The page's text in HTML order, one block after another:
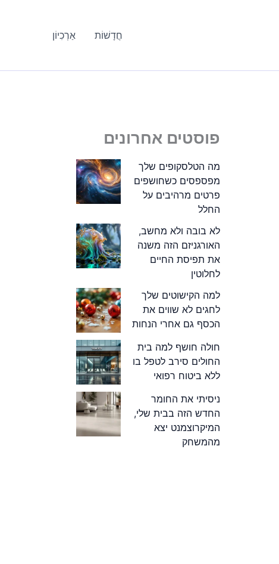
חֲדָשׁוֹת
אַרְכִיוֹן
פוסטים אחרונים
מה הטלסקופים שלך
מפספסים כשחושפים
פרטים מרהיבים על
החלל
לא בובה ולא מחשב,
האורגניזם הזה משנה
את תפיסת החיים
לחלוטין
למה הקישוטים שלך
לחגים לא שווים את
הכסף גם אחרי הנחות
חולה חושף למה בית
החולים סירב לטפל בו
ללא ביטוח רפואי
ניסיתי את החומר
החדש הזה בבית שלי,
המיקרוצמנט יצא
מהמשחק